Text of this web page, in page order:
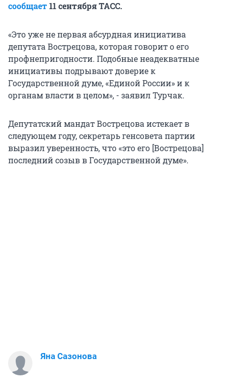
сообщает11 сентября ТАСС.
«Это уже не первая абсурдная инициатива
депутата Вострецова, которая говорит о его
профнепригодности. Подобные неадекватные
инициативы подрывают доверие к
Государственной думе, «Единой России» и к
органам власти в целом», - заявил Турчак.
Депутатский мандат Вострецова истекает в
следующем году, секретарь генсовета партии
выразил уверенность, что «это его [Вострецова]
последний созыв в Государственной думе».
Яна Сазонова